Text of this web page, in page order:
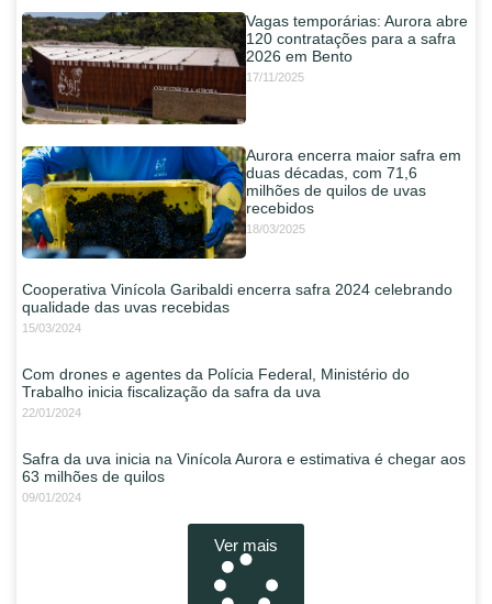
Vagas temporárias: Aurora abre
120 contratações para a safra
2026 em Bento
17/11/2025
Aurora encerra maior safra em
duas décadas, com 71,6
milhões de quilos de uvas
recebidos
18/03/2025
Cooperativa Vinícola Garibaldi encerra safra 2024 celebrando
qualidade das uvas recebidas
15/03/2024
Com drones e agentes da Polícia Federal, Ministério do
Trabalho inicia fiscalização da safra da uva
22/01/2024
Safra da uva inicia na Vinícola Aurora e estimativa é chegar aos
63 milhões de quilos
09/01/2024
Ver mais